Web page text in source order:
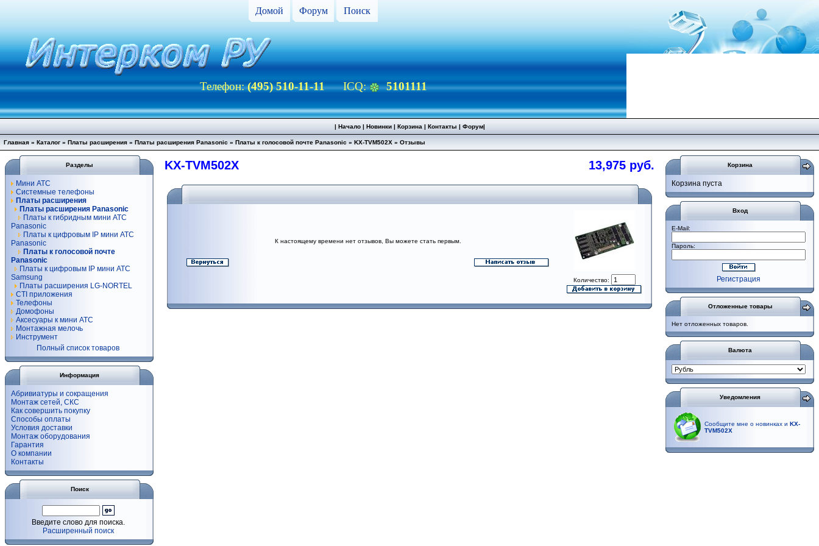
Домой Форум Поиск
Телефон:(495) 510-11-11ICQ: 5101111
| Начало| Новинки| Корзина | Контакты | Форум|
Главная » Каталог » Платы расширения » Платы расширения Panasonic » Платы к голосовой почте Panasonic » KX-TVM502X » Отзывы
Разделы
Мини АТС
Системные телефоны
Платы расширения
Платы расширения Panasonic
Платы к гибридным мини АТС
Panasonic
Платы к цифровым IP мини АТС
Panasonic
Платы к голосовой почте
Panasonic
Платы к цифровым IP мини АТС
Samsung
Платы расширения LG-NORTEL
CTI приложения
Телефоны
Домофоны
Аксесуары к мини АТС
Монтажная мелочь
Инструмент
Полный список товаров
Информация
Абривиатуры и сокращения
Монтаж сетей, СКС
Как совершить покупку
Способы оплаты
Условия доставки
Монтаж оборудования
Гарантия
О компании
Контакты
Поиск
Введите слово для поиска.
Расширенный поиск
KX-TVM502X 13,975 руб.
К настоящему времени нет отзывов, Вы можете стать первым.
Количество:
Корзина
Корзина пуста
Вход
E-Mail:
Пароль:
Регистрация
Отложенные товары
Нет отложенных товаров.
Валюта
Уведомления
Сообщите мне о новинках и KX-
TVM502X